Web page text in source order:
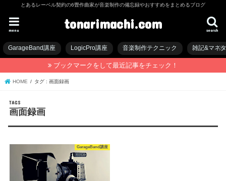
とあるレーベル契約の6畳作曲家が音楽制作の備忘録やおすすめをまとめるブログ
tonarimachi.com search
menu
GarageBand講座 LogicPro講座 音楽制作テクニック 雑記&マネ
ブックマークをして最近記事をチェック！
HOME タグ : 画面録画
画面録画
GarageBand講座